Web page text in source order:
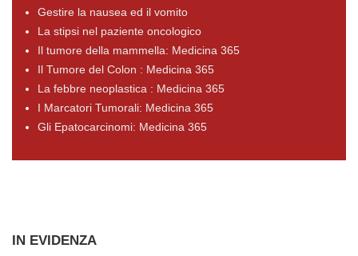
Gestire la nausea ed il vomito
La stipsi nel paziente oncologico
Il tumore della mammella: Medicina 365
Il Tumore del Colon : Medicina 365
La febbre neoplastica : Medicina 365
I Marcatori Tumorali: Medicina 365
Gli Epatocarcinomi: Medicina 365
IN EVIDENZA